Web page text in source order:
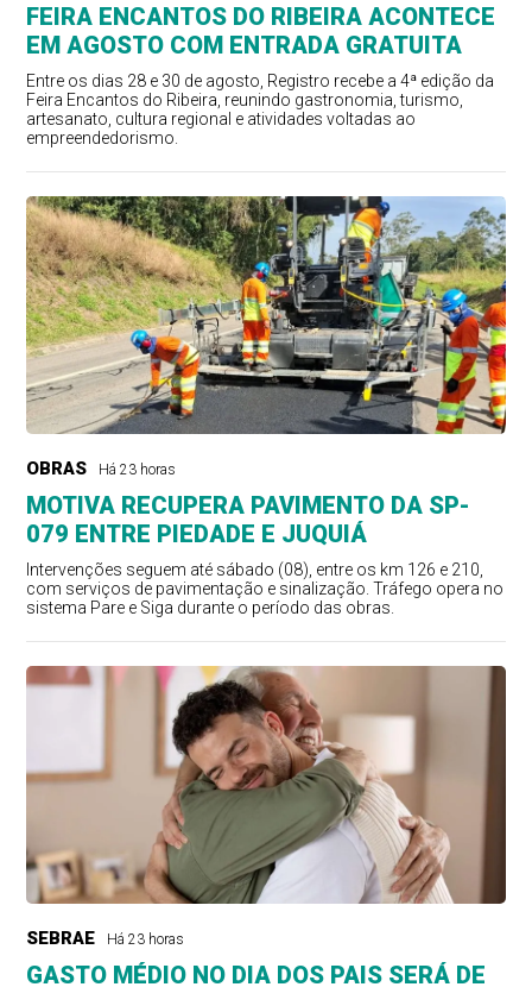
FEIRA ENCANTOS DO RIBEIRA ACONTECE
EM AGOSTO COM ENTRADA GRATUITA
Entre os dias 28 e 30 de agosto, Registro recebe a 4ª edição da
Feira Encantos do Ribeira, reunindo gastronomia, turismo,
artesanato, cultura regional e atividades voltadas ao
empreendedorismo.
OBRAS Há 23 horas
MOTIVA RECUPERA PAVIMENTO DA SP-
079 ENTRE PIEDADE E JUQUIÁ
Intervenções seguem até sábado (08), entre os km 126 e 210,
com serviços de pavimentação e sinalização. Tráfego opera no
sistema Pare e Siga durante o período das obras.
SEBRAE Há 23 horas
GASTO MÉDIO NO DIA DOS PAIS SERÁ DE